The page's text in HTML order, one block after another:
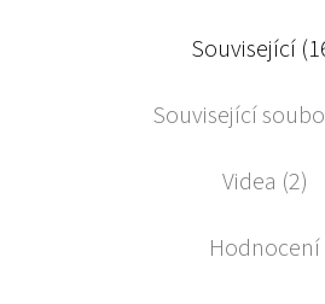
Související
Související
Videa (2)
Hodnocení